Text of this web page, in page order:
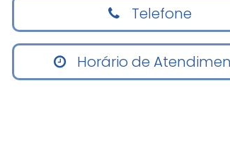
Telefone
Horário de